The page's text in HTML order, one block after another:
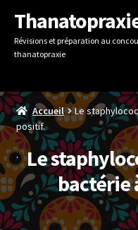
navigation
contenu
Révisions et préparation au
thanatopraxie
Accueil
Le
positif.
Le
bactérie